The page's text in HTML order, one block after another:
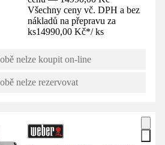
Všechny ceny vč. DPH a bez
nákladů na přepravu za
ks14990,00 Kč*/ ks
nelze koupit on-line
nelze rezervovat